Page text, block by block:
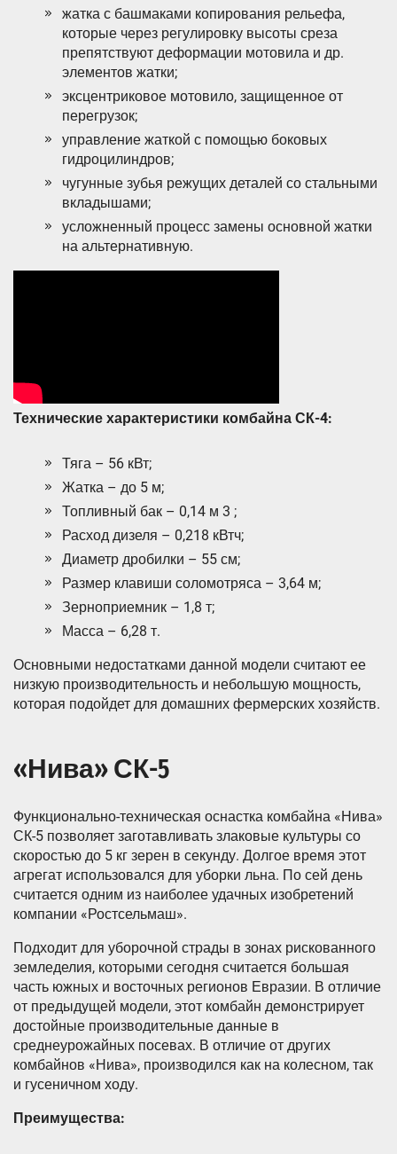
жатка с башмаками копирования рельефа,
которые через регулировку высоты среза
препятствуют деформации мотовила и др.
элементов жатки;
эксцентриковое мотовило, защищенное от
перегрузок;
управление жаткой с помощью боковых
гидроцилиндров;
чугунные зубья режущих деталей со стальными
вкладышами;
усложненный процесс замены основной жатки
на альтернативную.
Технические характеристики комбайна СК-4:
Тяга – 56 кВт;
Жатка – до 5 м;
Топливный бак – 0,14 м 3 ;
Расход дизеля – 0,218 кВтч;
Диаметр дробилки – 55 см;
Размер клавиши соломотряса – 3,64 м;
Зерноприемник – 1,8 т;
Масса – 6,28 т.
Основными недостатками данной модели считают ее
низкую производительность и небольшую мощность,
которая подойдет для домашних фермерских хозяйств.
«Нива» СК-5
Функционально-техническая оснастка комбайна «Нива»
СК-5 позволяет заготавливать злаковые культуры со
скоростью до 5 кг зерен в секунду. Долгое время этот
агрегат использовался для уборки льна. По сей день
считается одним из наиболее удачных изобретений
компании «Ростсельмаш».
Подходит для уборочной страды в зонах рискованного
земледелия, которыми сегодня считается большая
часть южных и восточных регионов Евразии. В отличие
от предыдущей модели, этот комбайн демонстрирует
достойные производительные данные в
среднеурожайных посевах. В отличие от других
комбайнов «Нива», производился как на колесном, так
и гусеничном ходу.
Преимущества: